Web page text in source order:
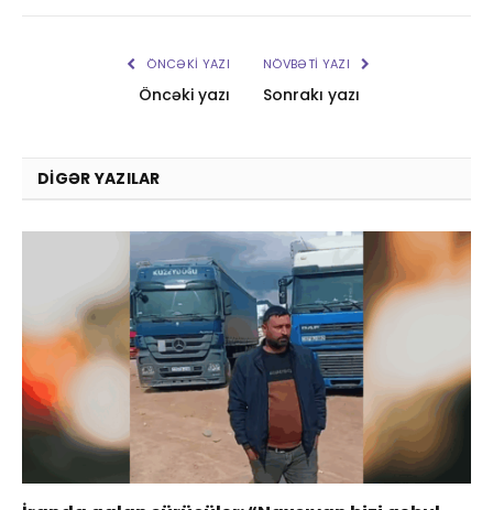
ÖNCƏKI YAZI
Öncəki yazı
NÖVBƏTI YAZI
Sonrakı yazı
DIGƏR YAZILAR